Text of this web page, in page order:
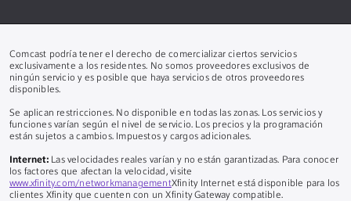
Comcast podría tener el derecho de comercializar ciertos servicios
exclusivamente a los residentes. No somos proveedores exclusivos de
ningún servicio y es posible que haya servicios de otros proveedores
disponibles.
Se aplican restricciones. No disponible en todas las zonas. Los servicios y
funciones varían según el nivel de servicio. Los precios y la programación
están sujetos a cambios. Impuestos y cargos adicionales.
Internet: Las velocidades reales varían y no están garantizadas. Para conocer
los factores que afectan la velocidad, visite
www.xfinity.com/networkmanagementXfinity Internet está disponible para los
clientes Xfinity que cuenten con un Xfinity Gateway compatible.